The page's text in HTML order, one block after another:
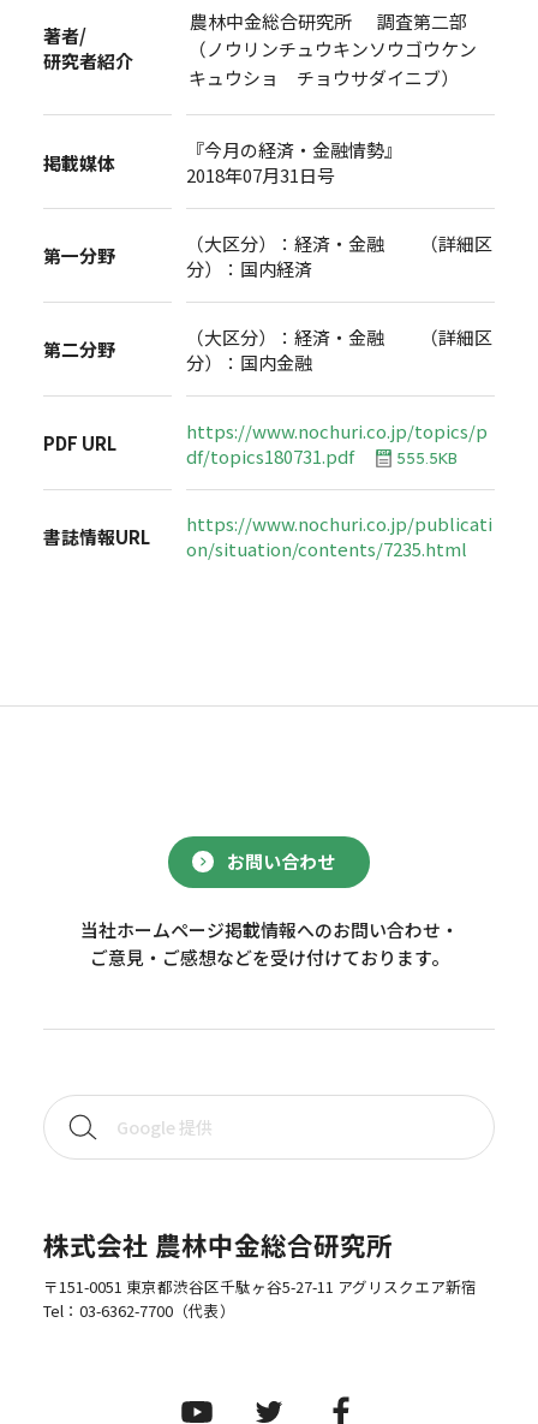
著者/
研究者紹介
農林中金総合研究所 調査第二部
（ノウリンチュウキンソウゴウケン
キュウショ チョウサダイニブ）
掲載媒体
『今月の経済・金融情勢』
2018年07月31日号
第一分野
（大区分）：経済・金融 （詳細区
分）：国内経済
第二分野
（大区分）：経済・金融 （詳細区
分）：国内金融
PDF URL
https://www.nochuri.co.jp/topics/p
df/topics180731.pdf
555.5KB
書誌情報URL
https://www.nochuri.co.jp/publicati
on/situation/contents/7235.html
お問い合わせ
当社ホームページ掲載情報へのお問い合わせ・
ご意見・ご感想などを受け付けております。
株式会社 農林中金総合研究所
〒151-0051 東京都渋谷区千駄ヶ谷5-27-11 アグリスクエア新宿
Tel： 03-6362-7700（代表）